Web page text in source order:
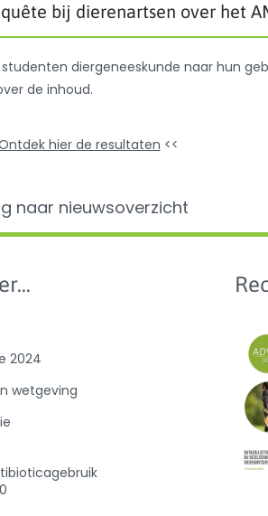
bij dierenartsen over het
diergeneeskunde naar hun
de inhoud.
hier de resultaten <<
naar nieuwsoverzicht
2024
wetgeving